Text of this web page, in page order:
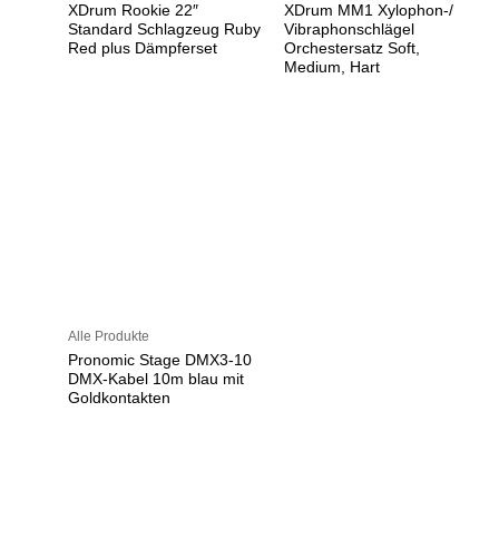
XDrum Rookie 22″
Standard Schlagzeug Ruby
Red plus Dämpferset
XDrum MM1 Xylophon-/
Vibraphonschlägel
Orchestersatz Soft,
Medium, Hart
Alle Produkte
Pronomic Stage DMX3-10
DMX-Kabel 10m blau mit
Goldkontakten